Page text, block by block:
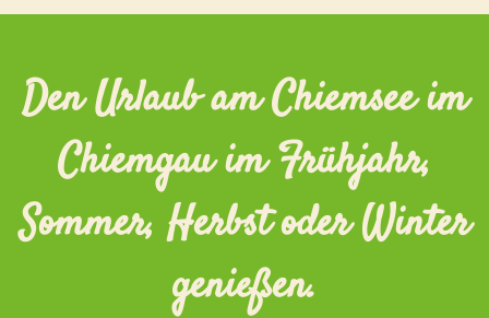
Den Urlaub am Chiemsee im
Chiemgau im Frühjahr,
Sommer, Herbst oder Winter
genießen.